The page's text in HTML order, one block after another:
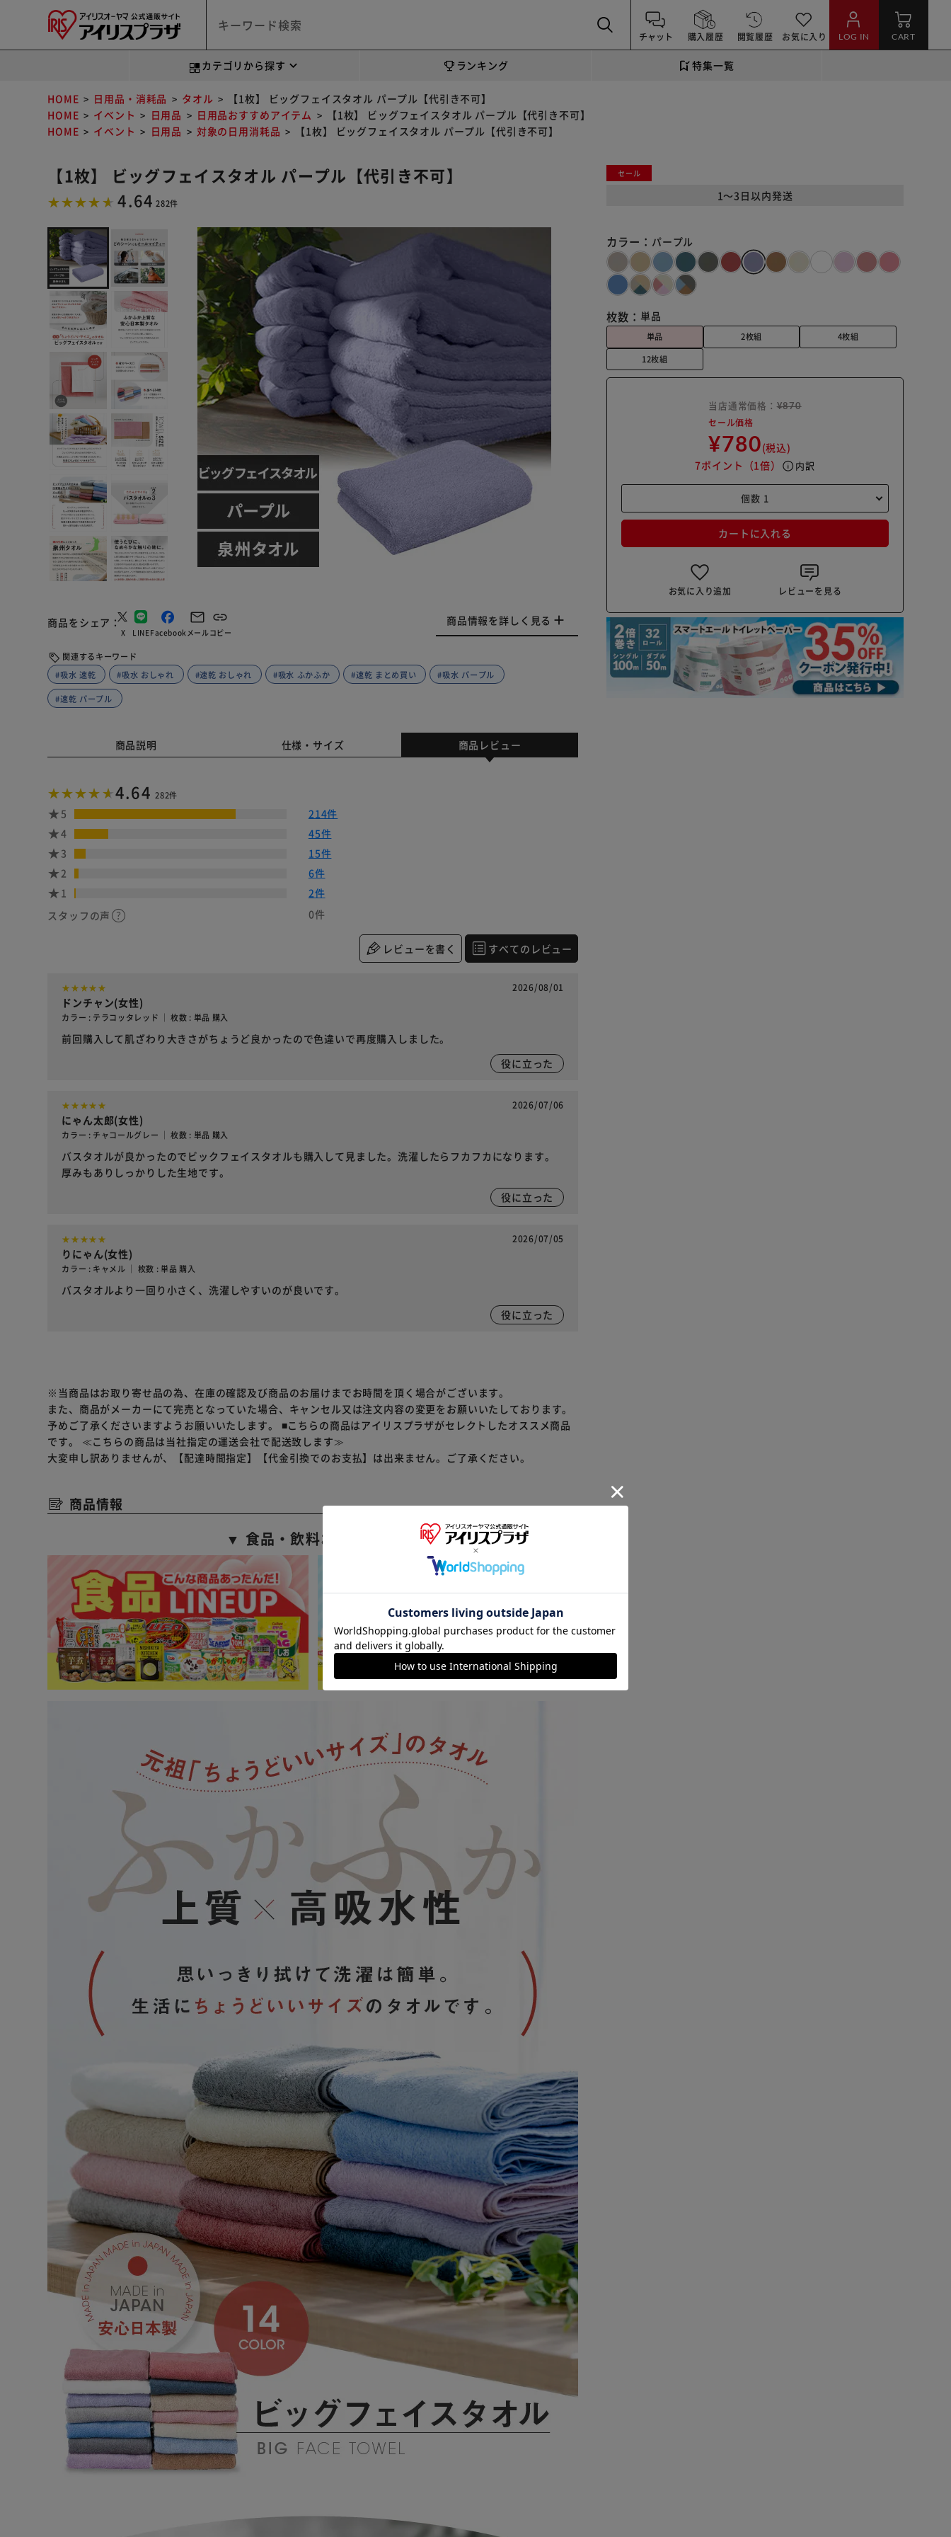
チャット 購入履歴 閲覧履歴 お気に入り LOG IN CART
カテゴリから探す ランキング 特集一覧
HOME 日用品・消耗品 タオル
【1枚】 ビッグフェイスタオル パープル【代引き不可】
HOME
イベント 日用品 日用品おすすめアイテム
【1枚】 ビッグフェイスタオル パープル【代引き不可】
HOME
イベント 日用品 対象の日用消耗品 【1枚】 ビッグフェイスタオル パープル【代引き不可】
【1枚】 ビッグフェイスタオル パープル【代引き不可】
4.64 282件
商品をシェア
X LINEFacebookメールコピー
商品情報を詳しく見る
関連するキーワード
#吸水 速乾
#吸水 おしゃれ #速乾 おしゃれ #吸水 ふかふか #速乾 まとめ買い #吸水 パープル
#速乾 パープル
セール
1～3日以内発送
カラー： パープル
枚数： 単品
単品 2枚組
4枚組
12枚組
当店通常価格： ¥870
セール価格
¥780(税込)
7ポイント （1倍） info 内訳
カートに入れる
お気に入り追加 レビューを見る
商品説明 仕様・サイズ 商品レビュー
4.64 282件
5
214件
4
45件
3
15件
2
6件
1
2件
スタッフの声
0件
レビューを書く すべてのレビュー
2026/08/01
ドンチャン(女性)
カラー : テラコッタレッド ｜ 枚数 : 単品 購入
前回購入して肌ざわり大きさがちょうど良かったので色違いで再度購入しました。
役に立った
2026/07/06
にゃん太郎(女性)
カラー : チャコールグレー ｜ 枚数 : 単品 購入
バスタオルが良かったのでビックフェイスタオルも購入して見ました。洗濯したらフカフカになります。
厚みもありしっかりした生地です。
役に立った
2026/07/05
りにゃん(女性)
カラー : キャメル ｜ 枚数 : 単品 購入
バスタオルより一回り小さく、洗濯しやすいのが良いです。
役に立った
※当商品はお取り寄せ品の為、在庫の確認及び商品のお届けまでお時間を頂く場合がございます。
また、商品がメーカーにて完売となっていた場合、キャンセル又は注文内容の変更をお願いいたしております。
予めご了承くださいますようお願いいたします。 ■こちらの商品はアイリスプラザがセレクトしたオススメ商品
です。 ≪こちらの商品は当社指定の運送会社で配送致します≫
大変申し訳ありませんが、【配達時間指定】【代金引換でのお支払】は出来ません。ご了承ください。
商品情報
▼ 食品・飲料おすすめ ▼
※ご確認ください